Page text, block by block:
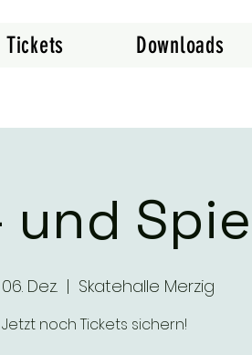
Tickets Downloads
Dez.
  |
Skatehalle Merzig
Jetzt noch Tickets sichern!